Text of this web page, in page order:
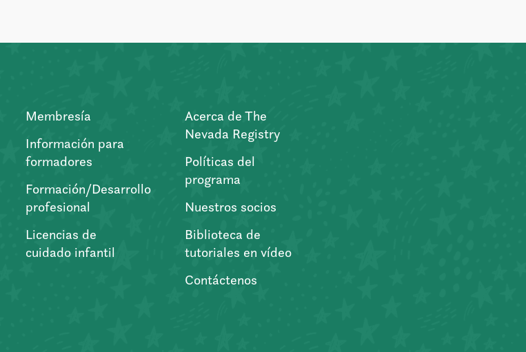
Membresía
Información para
formadores
Formación/Desarrollo
profesional
Licencias de
cuidado infantil
Acerca de The
Nevada Registry
Políticas del
programa
Nuestros socios
Biblioteca de
tutoriales en vídeo
Contáctenos